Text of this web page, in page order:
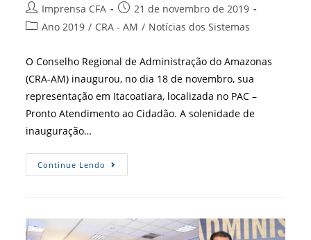
Autor
do
Imprensa CFA
Post
publicado:
21 de novembro de 2019
Categoria
Ano 2019 / CRA - AM / Notícias dos Sistemas
O Conselho Regional de Administração do Amazonas
(CRA-AM) inaugurou, no dia 18 de novembro, sua
representação em Itacoatiara, localizada no PAC –
Pronto Atendimento ao Cidadão. A solenidade de
inauguração…
Continue Lendo CRA-
AM